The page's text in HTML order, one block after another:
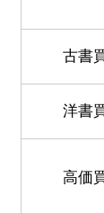
古書
洋書
高価